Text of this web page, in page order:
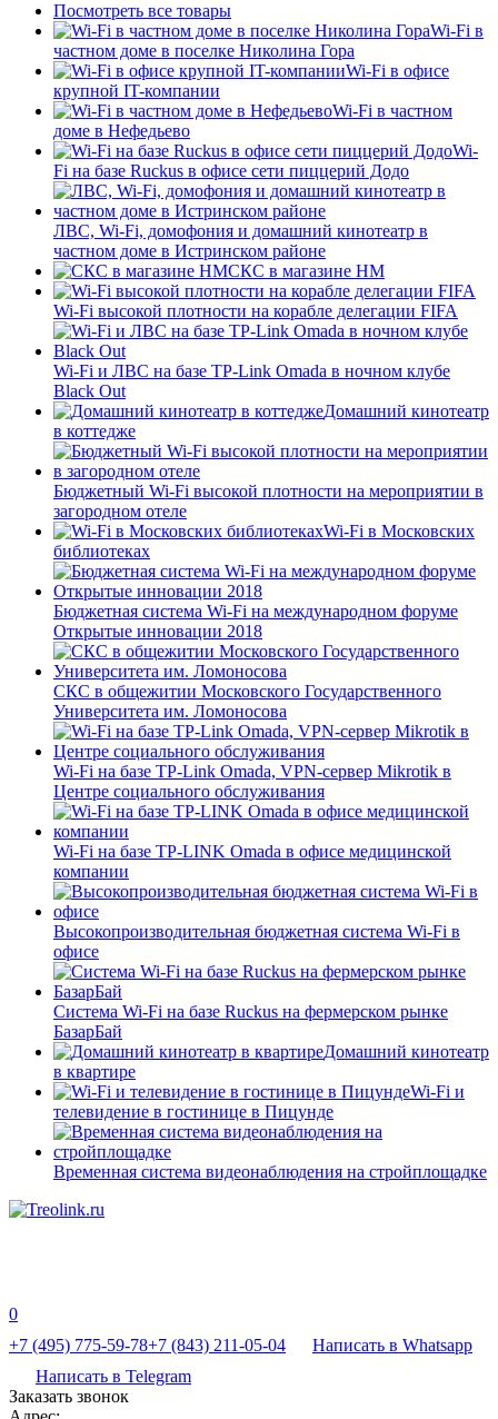
Посмотреть все товары
Wi-Fi в
частном доме в поселке Николина Гора
Wi-Fi в офисе
крупной IT-компании
Wi-Fi в частном
доме в Нефедьево
Wi-
Fi на базе Ruckus в офисе сети пиццерий Додо
ЛВС, Wi-Fi, домофония и домашний кинотеатр в
частном доме в Истринском районе
СКС в магазине HM
Wi-Fi высокой плотности на корабле делегации FIFA
Wi-Fi и ЛВС на базе TP-Link Omada в ночном клубе
Black Out
Домашний кинотеатр
в коттедже
Бюджетный Wi-Fi высокой плотности на мероприятии в
загородном отеле
Wi-Fi в Московских
библиотеках
Бюджетная система Wi-Fi на международном форуме
Открытые инновации 2018
СКС в общежитии Московского Государственного
Университета им. Ломоносова
Wi-Fi на базе TP-Link Omada, VPN-сервер Mikrotik в
Центре социального обслуживания
Wi-Fi на базе TP-LINK Omada в офисе медицинской
компании
Высокопроизводительная бюджетная система Wi-Fi в
офисе
Система Wi-Fi на базе Ruckus на фермерском рынке
БазарБай
Домашний кинотеатр
в квартире
Wi-Fi и
телевидение в гостинице в Пицунде
Временная система видеонаблюдения на стройплощадке
0
+7 (495) 775-59-78+7 (843) 211-05-04
Написать в Whatsapp
Написать в Telegram
Заказать звонок